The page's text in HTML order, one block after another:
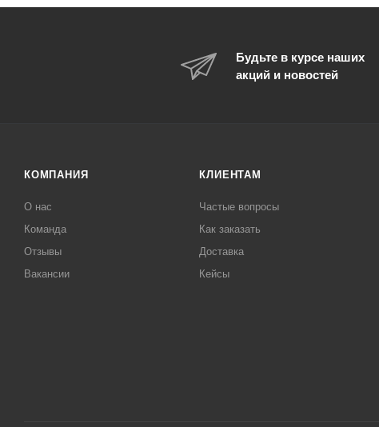
Будьте в курсе наших
акций и новостей
КОМПАНИЯ
О нас
Команда
Отзывы
Вакансии
КЛИЕНТАМ
Частые вопросы
Как заказать
Доставка
Кейсы